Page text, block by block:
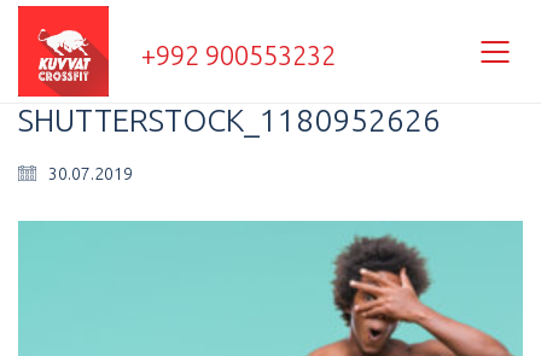
+992 900553232
SHUTTERSTOCK_1180952626
30.07.2019